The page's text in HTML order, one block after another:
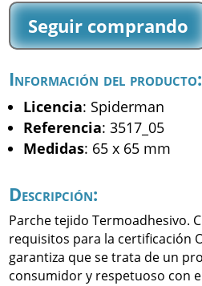
-
(3517_05)
cantidad
Seguir comprando
Información del producto:
Licencia: Spiderman
Referencia: 3517_05
Medidas: 65 x 65 mm
Descripción:
Parche tejido Termoadhesivo.
requisitos para la certificación
garantiza que se trata de un
consumidor y respetuoso con